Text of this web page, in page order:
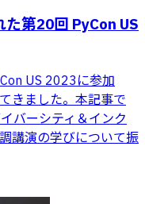
第20回 PyCon US
US 2023に参加
きました。本記事で
バーシティ＆インク
講演の学びについて振